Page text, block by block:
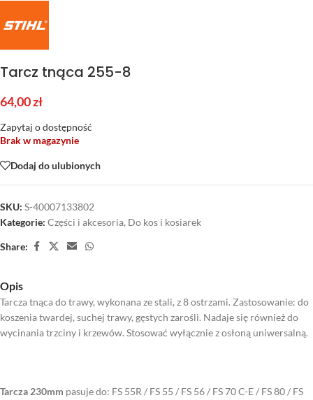
Tarcz tnąca 255-8
64,00zł
Zapytaj o dostępność
Brak w magazynie
Dodaj do ulubionych
SKU: S-40007133802
Kategorie: Części i akcesoria, Do kos i kosiarek
Share:
Opis
Tarcza tnąca do trawy, wykonana ze stali, z 8 ostrzami. Zastosowanie: do
koszenia twardej, suchej trawy, gęstych zarośli. Nadaje się również do
wycinania trzciny i krzewów. Stosować wyłącznie z osłoną uniwersalną.
Tarcza 230mm pasuje do: FS 55R / FS 55 / FS 56 / FS 70 C-E / FS 80 / FS